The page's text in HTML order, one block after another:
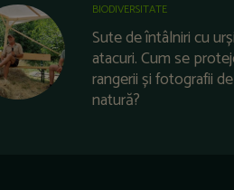
BIODIVERSITATE
Sute de întâlniri cu
atacuri. Cum se
rangerii și fotografii de
natură?